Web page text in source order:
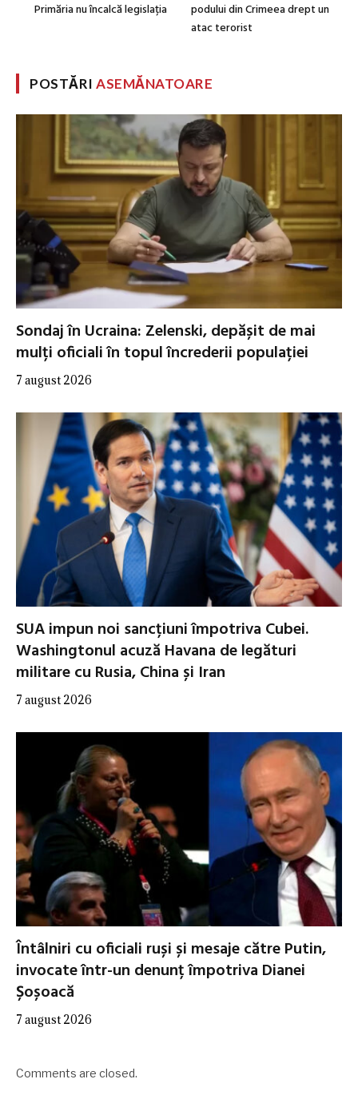
Primăria nu încalcă legislația
podului din Crimeea drept un
atac terorist
POSTĂRIASEMĂNATOARE
Sondaj în Ucraina: Zelenski, depășit de mai
mulți oficiali în topul încrederii populației
7 august 2026
SUA impun noi sancțiuni împotriva Cubei.
Washingtonul acuză Havana de legături
militare cu Rusia, China și Iran
7 august 2026
Întâlniri cu oficiali ruși și mesaje către Putin,
invocate într-un denunț împotriva Dianei
Șoșoacă
7 august 2026
Comments are closed.